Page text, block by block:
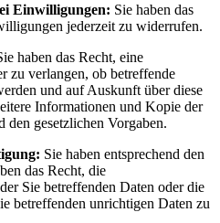
Einwilligungen: Sie haben das
jederzeit zu widerrufen.
haben das Recht, eine
zu verlangen, ob betreffende
und auf Auskunft über diese
Informationen und Kopie der
den gesetzlichen Vorgaben.
Sie haben entsprechend den
das Recht, die
Sie betreffenden Daten oder die
betreffenden unrichtigen Daten zu